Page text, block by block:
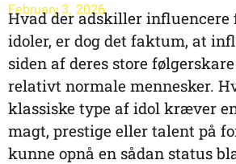
February 3, 2026
Hvad der adskiller influencere
idoler, er dog det faktum, at
siden af deres store
relativt normale mennesker.
klassiske type af idol kræver
magt, prestige eller talent på
kunne opnå en sådan status